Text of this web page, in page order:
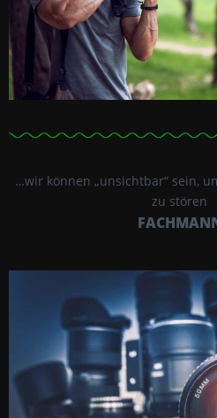
…wir können „unsichtbar“ sein,
zu stören